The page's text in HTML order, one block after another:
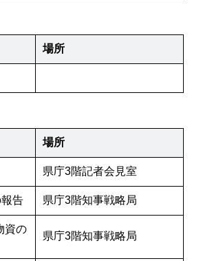
場所
場所
県庁3階記者会見室
告 県庁3階知事戦略局
資の
県庁3階知事戦略局